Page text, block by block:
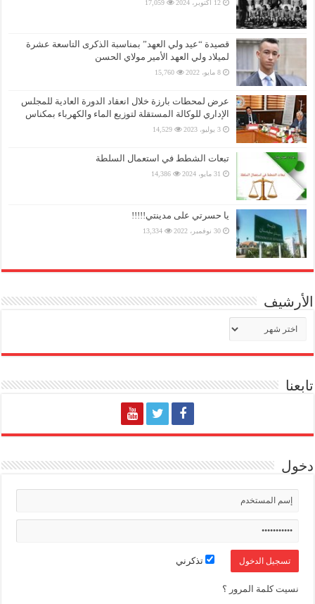
12 أكتوبر، 2024 17,059
قصيدة “عيد ولي العهد” بمناسبة الذكرى التاسعة عشرة
لميلاد ولي العهد الأمير مولاي الحسن
8 مايو، 2022 15,760
عرض لمحطات بارزة خلال انعقاد الدورة العادية للمجلس
الإداري للوكالة المستقلة لتوزيع الماء والكهرباء بمكناس
3 يوليو، 2023 14,529
تبعات الشطط في استعمال السلطة
31 مايو، 2024 14,386
يا حسرتي على مدينتي!!!!!
30 نوفمبر، 2022 13,334
الأرشيف
الأرشيف
تابعنا
دخول
تذكرني
نسيت كلمة المرور ؟